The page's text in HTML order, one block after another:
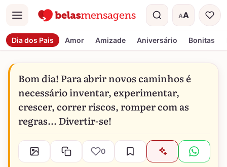
Menu AA
Tamanho do
Dia dos Pais Amor Amizade Aniversário Bonitas
Bom dia! Para abrir novos caminhos é
necessário inventar, experimentar,
crescer, correr riscos, romper com as
regras... Divertir-se!
0